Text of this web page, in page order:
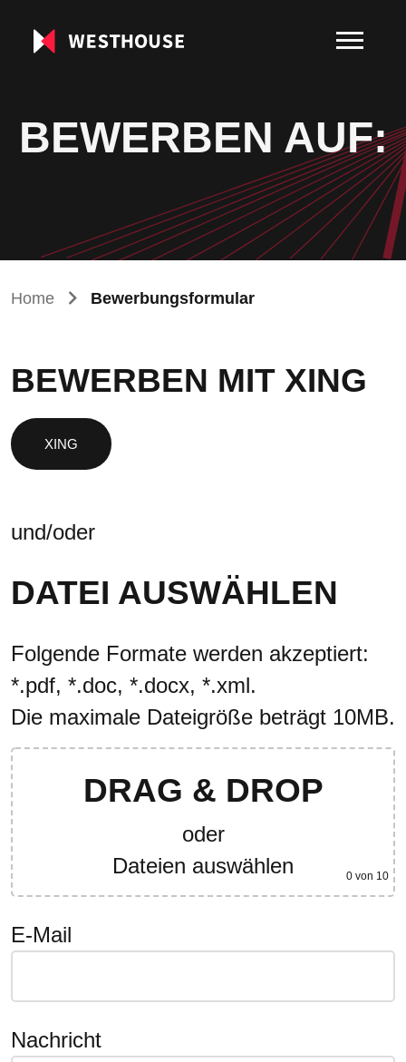
BEWERBEN AUF:
Home Bewerbungsformular
BEWERBEN MIT XING
und/oder
DATEI AUSWÄHLEN
Folgende Formate werden akzeptiert:
*.pdf, *.doc, *.docx, *.xml.
Die maximale Dateigröße beträgt 10MB.
DRAG & DROP
oder
Dateien auswählen
0 von 10
E-Mail
Nachricht